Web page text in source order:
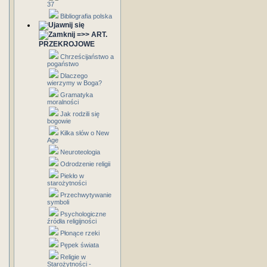
37
Bibliografia polska
=>> ART.
PRZEKROJOWE
Chrześcijaństwo a
pogaństwo
Dlaczego
wierzymy w Boga?
Gramatyka
moralności
Jak rodzili się
bogowie
Kilka słów o New
Age
Neuroteologia
Odrodzenie religii
Piekło w
starożytności
Przechwytywanie
symboli
Psychologiczne
źródła religijności
Płonące rzeki
Pępek świata
Religie w
Starożytności -